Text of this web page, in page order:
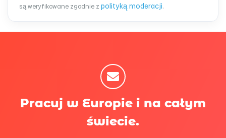
są weryfikowane zgodnie z polityką moderacji.
Pracuj w Europie i na całym
świecie.